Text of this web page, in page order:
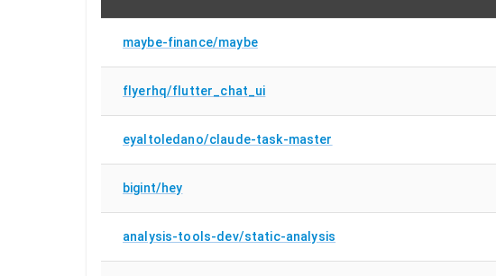
maybe-finance/maybe
flyerhq/flutter_chat_ui
eyaltoledano/claude-task-master
bigint/hey
analysis-tools-dev/static-analysis